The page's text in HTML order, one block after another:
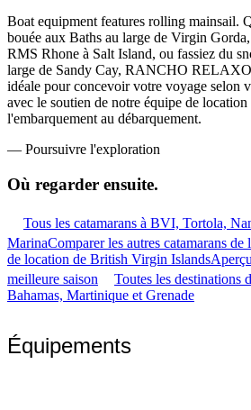
Boat equipment features rolling mainsail.
bouée aux Baths au large de Virgin
RMS Rhone à Salt Island, ou fassiez du
large de Sandy Cay, RANCHO
idéale pour concevoir votre voyage selon
avec le soutien de notre équipe de
l'embarquement au débarquement.
— Poursuivre l'exploration
Où regarder ensuite.
Tous les catamarans à BVI, Tortola,
MarinaComparer les autres catamarans de
de location de British Virgin Islands
meilleure saison
Toutes les destinations
Bahamas, Martinique et Grenade
Équipements